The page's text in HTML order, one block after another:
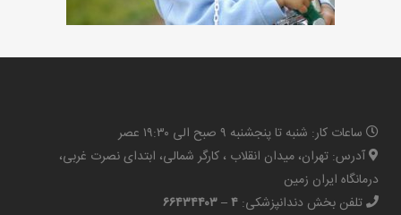
ساعات کار: شنبه تا پنجشنبه ۹ صبح الی ۱۹:۳۰ عصر
آدرس: تهران، میدان انقلاب ، کارگر شمالی، ابتدای نصرت غربی،
درمانگاه ایران زمین
تلفن بخش دندانپزشکی: ۴ – ۶۶۴۳۴۴۰۳